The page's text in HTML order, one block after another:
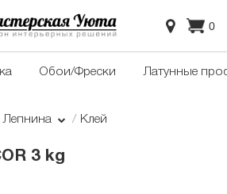
0
Обои/Фрески Латунные
Лепнина Клей
3 kg